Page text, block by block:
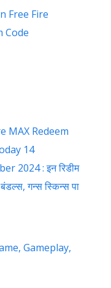
Free Fire
Code
MAX Redeem
14
2024 : इन रिडीम
गन्स स्किन्स पा
Gameplay,